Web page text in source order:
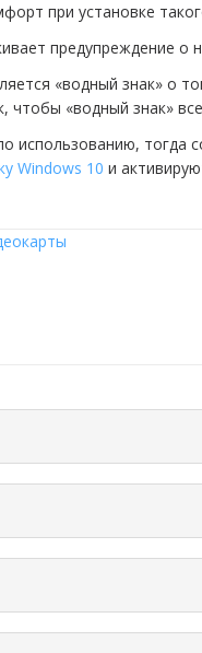
при установке
предупреждение о
«водный знак» о
чтобы «водный знак»
использованию, тогда
Windows 10 и